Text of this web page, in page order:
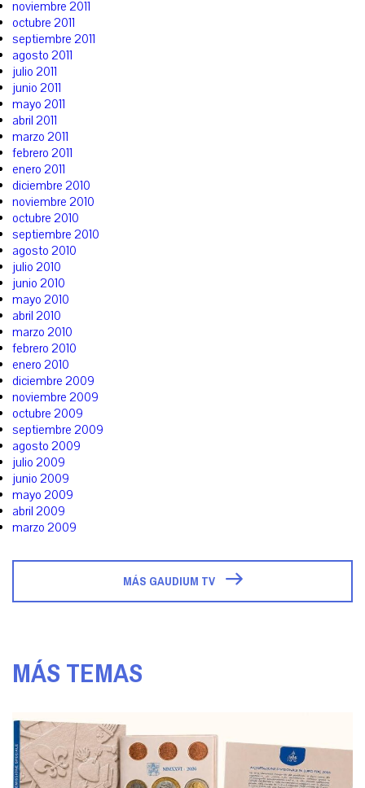
noviembre 2011
octubre 2011
septiembre 2011
agosto 2011
julio 2011
junio 2011
mayo 2011
abril 2011
marzo 2011
febrero 2011
enero 2011
diciembre 2010
noviembre 2010
octubre 2010
septiembre 2010
agosto 2010
julio 2010
junio 2010
mayo 2010
abril 2010
marzo 2010
febrero 2010
enero 2010
diciembre 2009
noviembre 2009
octubre 2009
septiembre 2009
agosto 2009
julio 2009
junio 2009
mayo 2009
abril 2009
marzo 2009
MÁS GAUDIUM TV
MÁS TEMAS